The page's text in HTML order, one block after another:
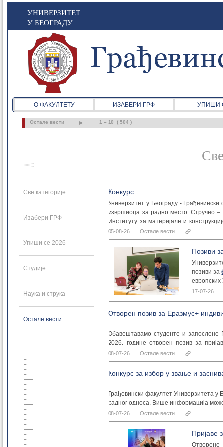
УНИВЕРЗИТЕТ
У БЕОГРАДУ
О ФАКУЛТЕТУ ИЗАБЕРИ ГРФ УПИШИ
Остале вести 1 – 10 ( 504 )
Све категорије
Изабери ГРФ
Упиши се 2026
Студије
Наука и струка
Остале вести
Конкурс
Универзитет у Београду -
извршиоца за радно место: Стручно –
Институту за материјале и
послова и више информација можете
05-08-26 Остале вести
Позиви
позиви за
Scheme”
17-07-26
Отворен позив за Еразмус+
Обавештавамо студенте и запослене
2026. године отворен позив за
Еразмус+ програма – Кључна акција
Пријаве се подносе искључиво путем
20. септембар 2026. године до 23.59
У оквиру КА131 студенти и запослени
• студентске праксе,
• краткорочне програме за студенте
• комбиноване интензивне програме
• мобилности наставног и
у складу са важећим интер-
Позиви у оквиру Кључне акције 171
08-07-26 Остале вести
Конкурс за избор у звање и
Грађевински факултет Универзитета у
радног односа. Више информација
08-07-26 Остале вести
Пријаве
Отворене